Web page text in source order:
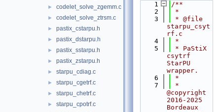
► codelet_solve_zgemm.c
► codelet_solve_ztrsm.c
► pastix_cstarpu.h
► pastix_dstarpu.h
► pastix_sstarpu.h
► pastix_zstarpu.h
► starpu_cdiag.c
► starpu_cgetrf.c
► starpu_chetrf.c
► starpu_cpotrf.c
    1
/**
    2
*
    3
* @file
starpu_csyt
rf.c
    4
*
    5
* PaStiX
csytrf
StarPU
wrapper.
    6
*
    7
*
@copyright
2016-2025
Bordeaux